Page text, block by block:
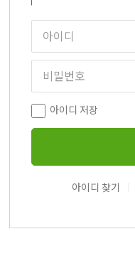
아이디 저장
아이디 찾기